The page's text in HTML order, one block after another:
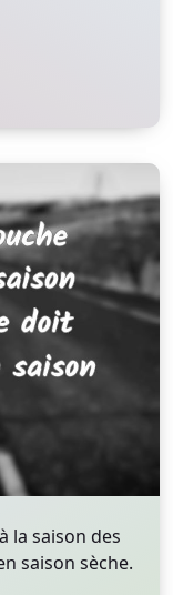
la saison des
saison sèche.